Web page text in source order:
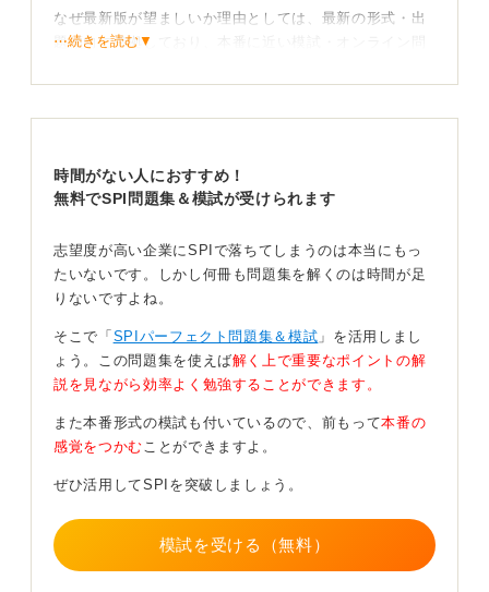
なぜ最新版が望ましいか理由としては、最新の形式・出
題傾向に準拠しており、本番に近い模試・オンライン問
旧版でも有効なポイントとしては、SPIは頻出パターン
ただ、最新版で導入された新問形式や配点・時間配分の
微調整には対応していない可能性があります。つまり、
旧版は安価で有益なものです。
問題集を選ぶときのチェックリストとして以下を参考に
しましょう。発行年以外に必ず見るポイントです。
グ、ペーパー対応か。
2. 模試（タイムトライアル）やオンライン連携の有無：
⋯続きを読む▼
時間がない人におすすめ！
無料でSPI問題集＆模試が受けられます
志望度が高い企業にSPIで落ちてしまうのは本当にもっ
たいないです。しかし何冊も問題集を解くのは時間が足
りないですよね。
そこで「 SPIパーフェクト問題集＆模試 」を活用しまし
ょう。この問題集を使えば解く上で重要なポイントの解
説を見ながら効率よく勉強することができます。
また本番形式の模試も付いているので、前もって本番の
感覚をつかむ ことができますよ。
ぜひ活用してSPIを突破しましょう。
模試を受ける（無料）